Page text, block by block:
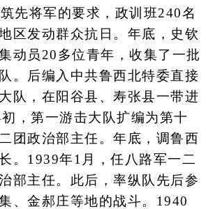
先将军的要求，政训班240名
区发动群众抗日。年底，史钦
动员20多位青年，收集了一批
。后编入中共鲁西北特委直接
队，在阳谷县、寿张县一带进
，第一游击大队扩编为第十
团政治部主任。年底，调鲁西
。1939年1月，任八路军一二
部主任。此后，率纵队先后参
、金郝庄等地的战斗。1940